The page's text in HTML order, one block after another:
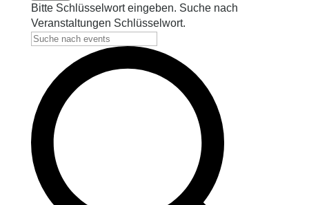
Bitte Schlüsselwort eingeben. Suche nach
Veranstaltungen Schlüsselwort.